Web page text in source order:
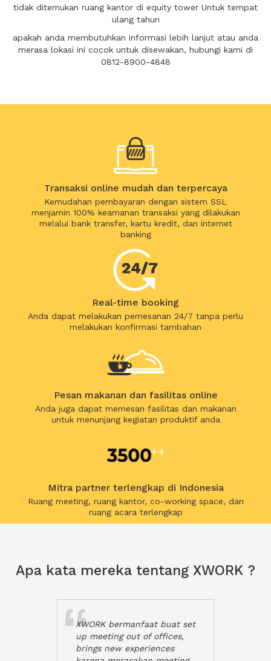
tidak ditemukan ruang kantor di equity tower Untuk tempat
ulang tahun
apakah anda membutuhkan informasi lebih lanjut atau anda
merasa lokasi ini cocok untuk disewakan, hubungi kami di
0812-8900-4848
Transaksi online mudah dan terpercaya
Kemudahan pembayaran dengan sistem SSL
menjamin 100% keamanan transaksi yang dilakukan
melalui bank transfer, kartu kredit, dan internet
banking
Real-time booking
Anda dapat melakukan pemesanan 24/7 tanpa perlu
melakukan konfirmasi tambahan
Pesan makanan dan fasilitas online
Anda juga dapat memesan fasilitas dan makanan
untuk menunjang kegiatan produktif anda
Mitra partner terlengkap di Indonesia
Ruang meeting, ruang kantor, co-working space, dan
ruang acara terlengkap
Apa kata mereka tentang XWORK ?
XWORK bermanfaat buat set
up meeting out of offices,
brings new experiences